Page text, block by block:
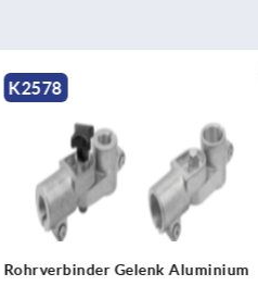
Rohrverbinder Gelenk,